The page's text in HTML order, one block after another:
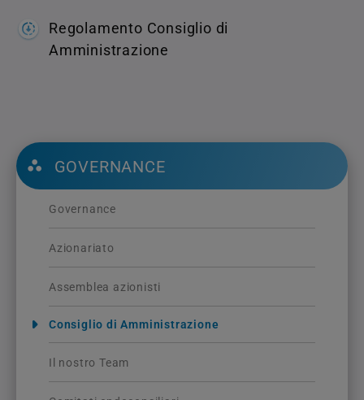
Regolamento Consiglio di
Amministrazione
GOVERNANCE
Governance
Azionariato
Assemblea azionisti
Consiglio di Amministrazione
Il nostro Team